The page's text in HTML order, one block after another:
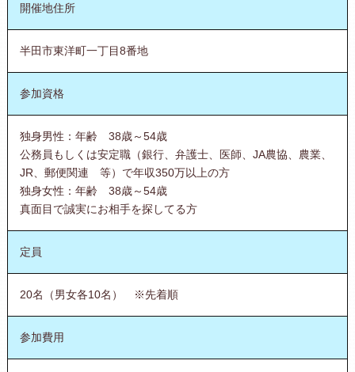
開催地住所
半田市東洋町一丁目8番地
参加資格
独身男性：年齢 38歳～54歳
公務員もしくは安定職（銀行、弁護士、医師、JA農協、農業、
JR、郵便関連 等）で年収350万以上の方
独身女性：年齢 38歳～54歳
真面目で誠実にお相手を探してる方
定員
20名（男女各10名） ※先着順
参加費用